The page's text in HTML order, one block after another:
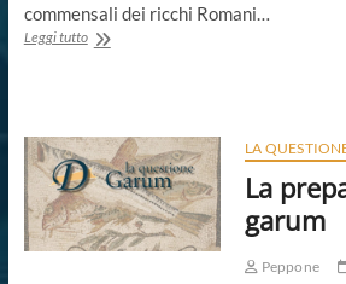
commensali dei ricchi Romani…
Leggi tuttoI
LA
La
garum
Peppone